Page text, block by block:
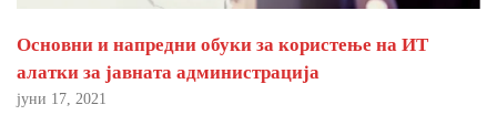
Основни и напредни обуки за користење на ИТ
алатки за јавната администрација
јуни 17, 2021